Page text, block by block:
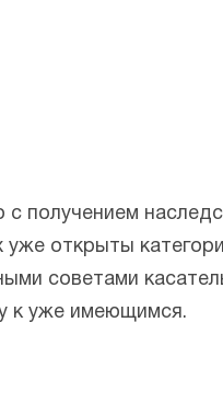
с получением
уже открыты
советами
к уже имеющимся.